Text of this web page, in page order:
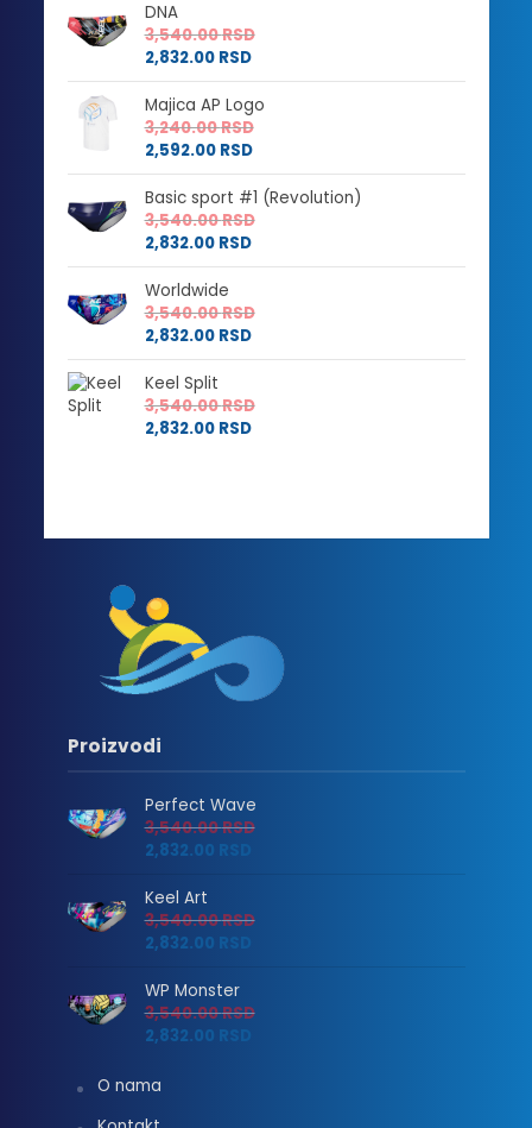
DNA
3,540.00RSD
2,832.00 RSD
Majica AP Logo
3,240.00RSD
2,592.00 RSD
Basic sport #1 (Revolution)
3,540.00RSD
2,832.00 RSD
Worldwide
3,540.00RSD
2,832.00 RSD
Keel Split
3,540.00RSD
2,832.00 RSD
Proizvodi
Perfect Wave
3,540.00RSD
2,832.00 RSD
Keel Art
3,540.00RSD
2,832.00 RSD
WP Monster
3,540.00RSD
2,832.00 RSD
O nama